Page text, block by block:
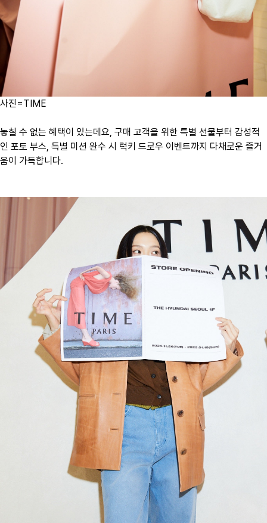
사진=TIME
놓칠 수 없는 혜택이 있는데요, 구매 고객을 위한 특별 선물부터 감성적
인 포토 부스, 특별 미션 완수 시 럭키 드로우 이벤트까지 다채로운 즐거
움이 가득합니다.